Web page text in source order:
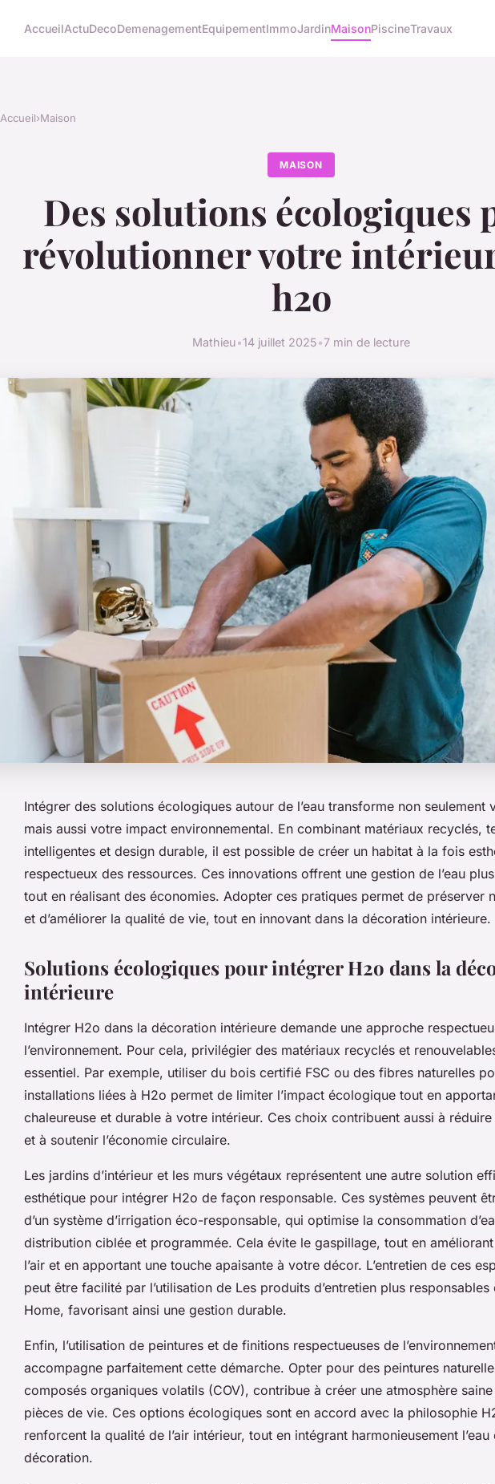
AccueilActuDecoDemenagementEquipementImmoJardinMaisonPiscineTravaux
Accueil›Maison
MAISON
Des solutions écologiques
révolutionner votre
h2o
Mathieu•14 juillet 2025•7 min de lecture
Intégrer des solutions écologiques autour de l’eau transforme non seulement
mais aussi votre impact environnemental. En combinant matériaux recyclés,
intelligentes et design durable, il est possible de créer un habitat à la fois
respectueux des ressources. Ces innovations offrent une gestion de l’eau
tout en réalisant des économies. Adopter ces pratiques permet de préserver
et d’améliorer la qualité de vie, tout en innovant dans la décoration intérieure.
Solutions écologiques pour intégrer H2o dans la
intérieure
Intégrer H2o dans la décoration intérieure demande une approche
l’environnement. Pour cela, privilégier des matériaux recyclés et
essentiel. Par exemple, utiliser du bois certifié FSC ou des fibres naturelles
installations liées à H2o permet de limiter l’impact écologique tout en
chaleureuse et durable à votre intérieur. Ces choix contribuent aussi à
et à soutenir l’économie circulaire.
Les jardins d’intérieur et les murs végétaux représentent une autre solution
esthétique pour intégrer H2o de façon responsable. Ces systèmes peuvent
d’un système d’irrigation éco-responsable, qui optimise la consommation
distribution ciblée et programmée. Cela évite le gaspillage, tout en
l’air et en apportant une touche apaisante à votre décor. L’entretien de ces
peut être facilité par l’utilisation de Les produits d’entretien plus
Home, favorisant ainsi une gestion durable.
Enfin, l’utilisation de peintures et de finitions respectueuses de
accompagne parfaitement cette démarche. Opter pour des peintures
composés organiques volatils (COV), contribue à créer une atmosphère
pièces de vie. Ces options écologiques sont en accord avec la philosophie
renforcent la qualité de l’air intérieur, tout en intégrant harmonieusement
décoration.